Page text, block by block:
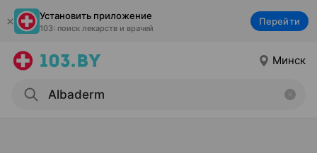
Установить приложение
103: поиск лекарств и врачей
Перейти
Минск